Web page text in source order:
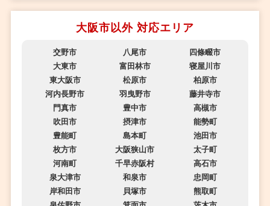
大阪市以外 対応エリア
交野市 八尾市
四條畷市
大東市
富田林市
寝屋川市
東大阪市
松原市
柏原市
河内長野市
羽曳野市
藤井寺市
門真市
豊中市
高槻市
吹田市
摂津市
能勢町
豊能町
島本町
池田市
枚方市
大阪狭山市
太子町
河南町
千早赤阪村
高石市
泉大津市
和泉市
忠岡町
岸和田市
貝塚市
熊取町